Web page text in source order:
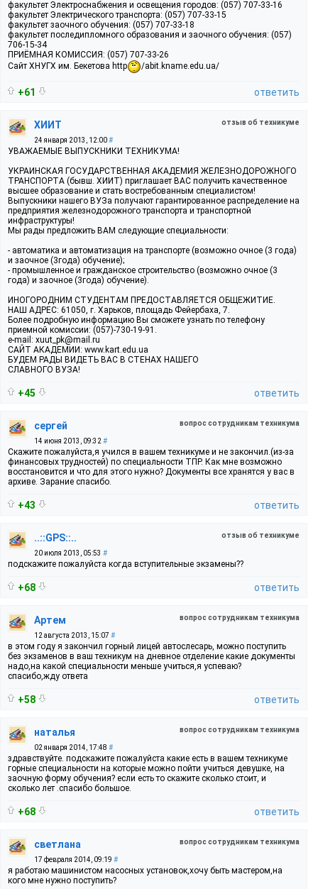
факультет Электроснабжения и освещения городов: (057) 707-33-16
факультет Электрического транспорта: (057) 707-33-15
факультет заочного обучения: (057) 707-33-18
факультет последипломного образования и заочного обучения: (057)
706-15-34
ПРИЁМНАЯ КОМИССИЯ: (057) 707-33-26
Сайт ХНУГХ им. Бекетова http
/abit.kname.edu.ua/
+61 ответить
отзыв об техникуме
ХИИТ
24 января 2013, 12:00#
УВАЖАЕМЫЕ ВЫПУСКНИКИ ТЕХНИКУМА!
УКРАИНСКАЯ ГОСУДАРСТВЕННАЯ АКАДЕМИЯ ЖЕЛЕЗНОДОРОЖНОГО
ТРАНСПОРТА (бывш. ХИИТ) приглашает ВАС получить качественное
высшее образование и стать востребованным специалистом!
Выпускники нашего ВУЗа получают гарантированное распределение на
предприятия железнодорожного транспорта и транспортной
инфраструктуры!
Мы рады предложить ВАМ следующие специальности:
- автоматика и автоматизация на транспорте (возможно очное (3 года)
и заочное (3года) обучение);
- промышленное и гражданское строительство (возможно очное (3
года) и заочное (3года) обучение).
ИНОГОРОДНИМ СТУДЕНТАМ ПРЕДОСТАВЛЯЕТСЯ ОБЩЕЖИТИЕ.
НАШ АДРЕС: 61050, г. Харьков, площадь Фейербаха, 7.
Более подробную информацию Вы сможете узнать по телефону
приемной комиссии: (057)-730-19-91.
e-mail: xuut_pk@mail.ru
САЙТ АКАДЕМИИ: www.kart.edu.ua
БУДЕМ РАДЫ ВИДЕТЬ ВАС В СТЕНАХ НАШЕГО
СЛАВНОГО ВУЗА!
+45 ответить
вопрос сотрудникам техникума
сергей
14 июня 2013, 09:32 #
Скажите пожалуйста,я учился в вашем техникуме и не закончил.(из-за
финансовых трудностей) по специальности ТПР. Как мне возможно
восстановится и что для этого нужно? Документы все хранятся у вас в
архиве. Зарание спасибо.
+43 ответить
отзыв об техникуме
..::GPS::..
20 июля 2013, 05:53 #
подскажите пожалуйста когда вступительные экзамены??
+68 ответить
вопрос сотрудникам техникума
Артем
12 августа 2013, 15:07 #
в этом году я закончил горный лицей автослесарь, можно поступить
без экзаменов в ваш техникум на дневное отделение какие документы
надо,на какой специальности меньше учиться,я успеваю?
спасибо,жду ответа
+58 ответить
вопрос сотрудникам техникума
наталья
02 января 2014, 17:48 #
здравствуйте. подскажите пожалуйста какие есть в вашем техникуме
горные специальности на которые можно пойти учиться девушке, на
заочную форму обучения? если есть то скажите сколько стоит, и
сколько лет .спасибо большое.
+68 ответить
вопрос сотрудникам техникума
светлана
17 февраля 2014, 09:19 #
я работаю машинистом насосных установок,хочу быть мастером,на
кого мне нужно поступить?